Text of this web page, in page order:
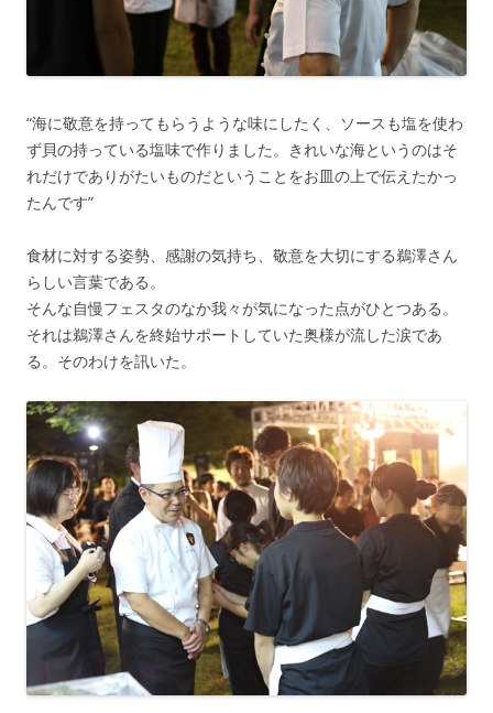
“海に敬意を持ってもらうような味にしたく、ソースも塩を使わ
ず貝の持っている塩味で作りました。きれいな海というのはそ
れだけでありがたいものだということをお皿の上で伝えたかっ
たんです”
食材に対する姿勢、感謝の気持ち、敬意を大切にする鵜澤さん
らしい言葉である。
そんな自慢フェスタのなか我々が気になった点がひとつある。
それは鵜澤さんを終始サポートしていた奥様が流した涙であ
る。そのわけを訊いた。